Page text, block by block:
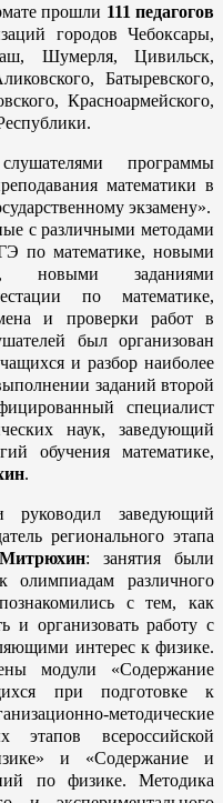
прошли 111 педагогов
городов Чебоксары,
Шумерля, Цивильск,
Батыревского,
Красноармейского,
программы
математики в
экзамену».
с различными методами
по математике, новыми
новыми заданиями
по математике,
и проверки работ в
был организован
и разбор наиболее
заданий второй
специалист
наук, заведующий
обучения математике,
.
руководил заведующий
регионального этапа
: занятия были
олимпиадам различного
с тем, как
и организовать работу с
интерес к физике.
модули «Содержание
при подготовке к
методические
этапов всероссийской
и «Содержание и
по физике. Методика